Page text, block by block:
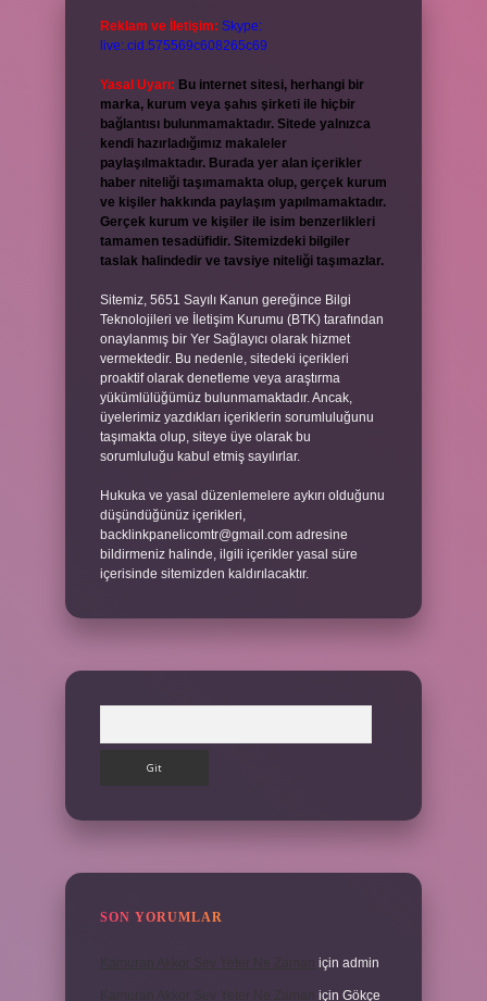
Reklam ve İletişim: Skype:
live:.cid.575569c608265c69
Yasal Uyarı: Bu internet sitesi, herhangi bir
marka, kurum veya şahıs şirketi ile hiçbir
bağlantısı bulunmamaktadır. Sitede yalnızca
kendi hazırladığımız makaleler
paylaşılmaktadır. Burada yer alan içerikler
haber niteliği taşımamakta olup, gerçek kurum
ve kişiler hakkında paylaşım yapılmamaktadır.
Gerçek kurum ve kişiler ile isim benzerlikleri
tamamen tesadüfidir. Sitemizdeki bilgiler
taslak halindedir ve tavsiye niteliği taşımazlar.
Sitemiz, 5651 Sayılı Kanun gereğince Bilgi
Teknolojileri ve İletişim Kurumu (BTK) tarafından
onaylanmış bir Yer Sağlayıcı olarak hizmet
vermektedir. Bu nedenle, sitedeki içerikleri
proaktif olarak denetleme veya araştırma
yükümlülüğümüz bulunmamaktadır. Ancak,
üyelerimiz yazdıkları içeriklerin sorumluluğunu
taşımakta olup, siteye üye olarak bu
sorumluluğu kabul etmiş sayılırlar.
Hukuka ve yasal düzenlemelere aykırı olduğunu
düşündüğünüz içerikleri,
backlinkpanelicomtr@gmail.com adresine
bildirmeniz halinde, ilgili içerikler yasal süre
içerisinde sitemizden kaldırılacaktır.
SON YORUMLAR
için admin
için Gökçe